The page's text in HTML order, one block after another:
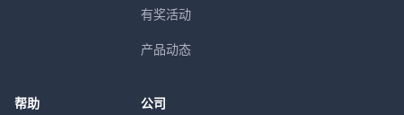
有奖活动
产品动态
帮助 公司